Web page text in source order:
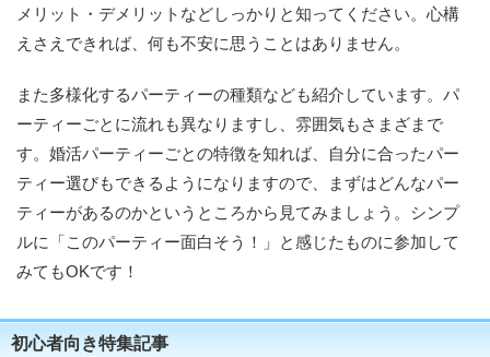
メリット・デメリットなどしっかりと知ってください。心構
えさえできれば、何も不安に思うことはありません。
また多様化するパーティーの種類なども紹介しています。パ
ーティーごとに流れも異なりますし、雰囲気もさまざまで
す。婚活パーティーごとの特徴を知れば、自分に合ったパー
ティー選びもできるようになりますので、まずはどんなパー
ティーがあるのかというところから見てみましょう。シンプ
ルに「このパーティー面白そう！」と感じたものに参加して
みてもOKです！
初心者向き特集記事